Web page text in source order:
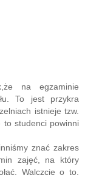
na egzaminie
To jest przykra
istnieje tzw.
to studenci powinni
znać zakres
zajęć, na który
Walczcie o to.